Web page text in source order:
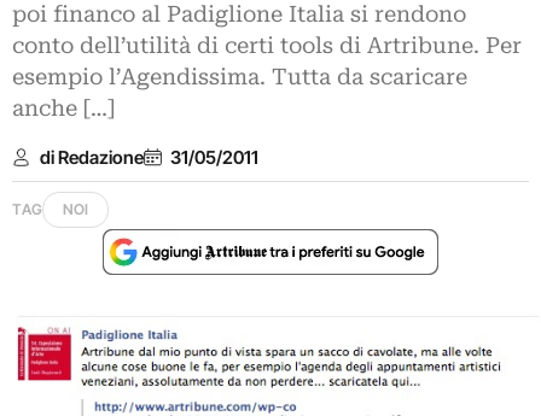
poi financo al Padiglione Italia si rendono
conto dell’utilità di certi tools di Artribune. Per
esempio l’Agendissima. Tutta da scaricare
anche […]
di Redazione 31/05/2011
TAG NOI